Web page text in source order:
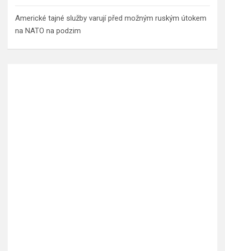
Americké tajné služby varují před možným ruským útokem
na NATO na podzim